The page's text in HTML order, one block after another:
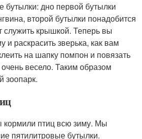
бутылки: дно первой бутылки
второй бутылки понадобится
служить крышкой. Теперь вы
и раскрасить зверька, как вам
на шапку помпон и повязать
весело. Таким образом
зоопарк.
кормили птиц всю зиму. Мы
пятилитровые бутылки.